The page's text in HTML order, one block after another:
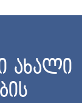
ახალი